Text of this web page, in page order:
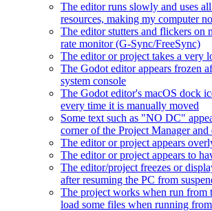
The editor runs slowly and uses
resources, making my computer
The editor stutters and flickers on
rate monitor (G-Sync/FreeSync)
The editor or project takes a very
The Godot editor appears frozen
system console
The Godot editor's macOS dock
every time it is manually moved
Some text such as "NO DC"
corner of the Project Manager
The editor or project appears
The editor or project appears to
The editor/project freezes or
after resuming the PC from
The project works when run from
load some files when running